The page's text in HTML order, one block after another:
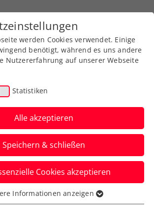
Newsübersicht
Sports
2025: Jetzt
Ticket sichern!
Ladies: Noch bis inklusive 30.
sind Karten zum
werden Cookies verwendet. Einige
benötigt, während es uns andere
Nutzererfahrung auf unserer Webseite
Statistiken
Alle akzeptieren
Speichern & schließen
Cookies akzeptieren
werden für grundlegende
Informationen anzeigen